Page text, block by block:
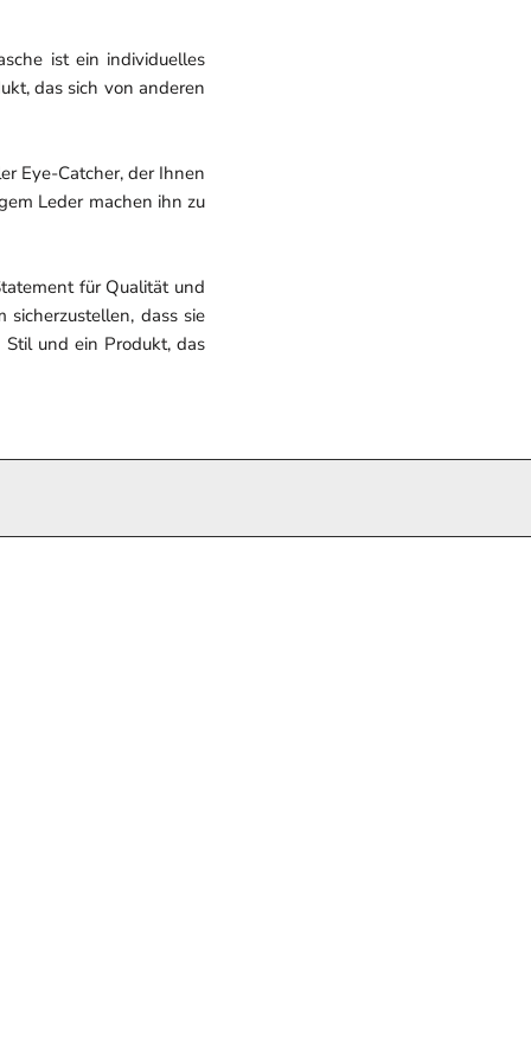
ist ein individuelles
das sich von anderen
Eye-Catcher, der Ihnen
Leder machen ihn zu
für Qualität und
dass sie
und ein Produkt, das